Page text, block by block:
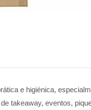
e higiénica,
takeaway, eventos,